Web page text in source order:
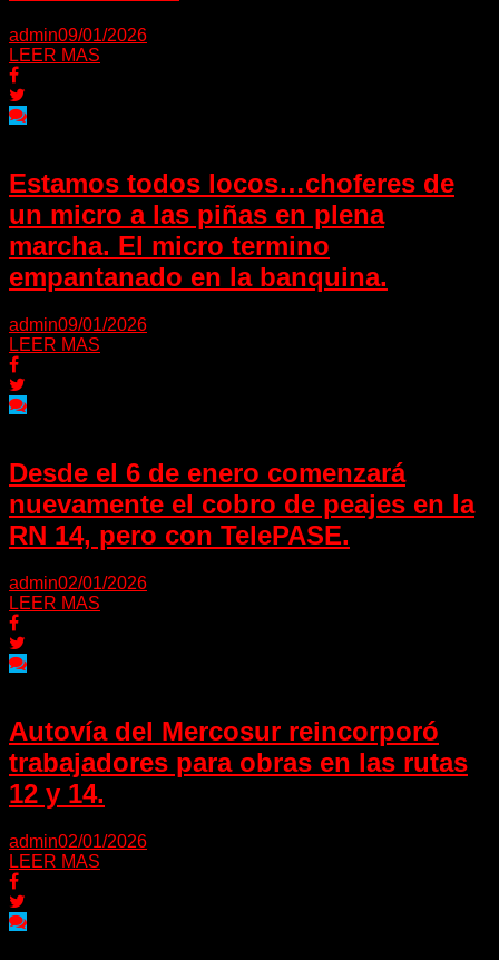
admin09/01/2026
LEER MAS
Estamos todos locos…choferes de
un micro a las piñas en plena
marcha. El micro termino
empantanado en la banquina.
admin09/01/2026
LEER MAS
Desde el 6 de enero comenzará
nuevamente el cobro de peajes en la
RN 14, pero con TelePASE.
admin02/01/2026
LEER MAS
Autovía del Mercosur reincorporó
trabajadores para obras en las rutas
12 y 14.
admin02/01/2026
LEER MAS